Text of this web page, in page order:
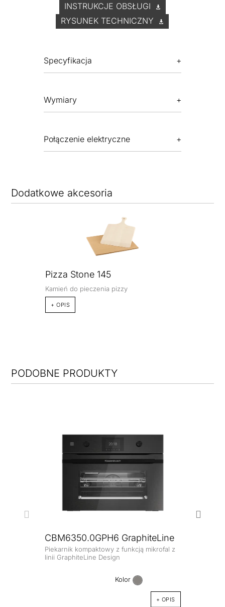
INSTRUKCJE OBSŁUGI
RYSUNEK TECHNICZNY
Specyfikacja
Wymiary
Połączenie elektryczne
Dodatkowe akcesoria
Pizza Stone 145
Kamień do pieczenia pizzy
+ OPIS
PODOBNE PRODUKTY
CBM6350.0GPH6 GraphiteLine
Piekarnik kompaktowy z funkcją mikrofal z
linii GraphiteLine Design
Kolor
+ OPIS